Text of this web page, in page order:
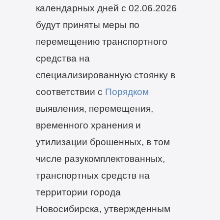
календарных дней с 02.06.2026
будут приняты меры по
перемещению транспортного
средства на
специализированную стоянку в
соответствии с Порядком
выявления, перемещения,
временного хранения и
утилизации брошенных, в том
числе разукомплектованных,
транспортных средств на
территории города
Новосибирска, утвержденным